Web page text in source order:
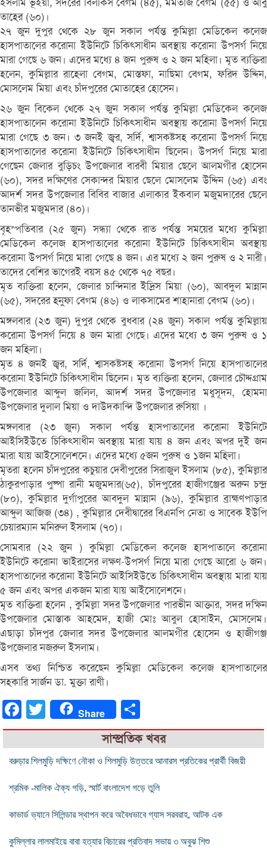
ইসলাম ভূইয়া, সদরের বিলকিস বেগম (৪৫), মমতাজ বেগম (৫৫) ও আবু
তাহের (৬০)।
২৭ জুন দুপুর থেকে ২৮ জুন সকাল পর্যন্ত কুমিল্লা মেডিকেল কলেজ
হাসপাতালের করোনা ইউনিটে চিকিৎসাধীন অবস্থায় করোনা উপসর্গ নিয়ে
মারা গেছে ৬ জন। এদের মধ্যে ৪ জন পুরুষ ও ২ জন মহিলা। মৃত ব্যক্তিরা
হলেন, কুমিল্লার রাহেলা বেগম, মোস্তফা, নাছিমা বেগম, ফরিদ উদ্দিন,
মোসলেম মিয়া এবং চাঁদপুরের মোতাহের হোসেন।
২৬ জুন বিকেল থেকে ২৭ জুন সকাল পর্যন্ত কুমিল্লা মেডিকেল কলেজ
হাসপাতালেন করোনা ইউনিটে চিকিৎসাধীন অবস্থায় করোনা উপসর্গ নিয়ে
মারা গেছে ৩ জন। ৩ জনই জ্বর, সর্দি, শ্বাসকষ্টসহ করোনা উপসর্গ নিয়ে
হাসপাতালের করোনা ইউনিটে চিকিৎসাধীন ছিলেন। উপসর্গ নিয়ে মারা
গেছেন জেলার বুড়িচং উপজেলার বারবী মিয়ার ছেলে আলমগীর হোসেন
(৬০), সদর দক্ষিণের সেকান্দর মিয়ার ছেলে মোসলেম উদ্দিন (৬৫) এবং
আদর্শ সদর উপজেলার বিবির বাজার এলাকার ইকবাল মজুমদারের ছেলে
তানভীর মজুমদার (৪০)।
বৃহস্পতিবার (২৫ জুন) সন্ধ্যা থেকে রাত পর্যন্ত সময়ের মধ্যে কুমিল্লা
মেডিকেল কলেজ হাসপাতালের করোনা ইউনিটে চিকিৎসাধীন অবস্থায়
করোনা উপসর্গ নিয়ে মারা গেছে ৪ জন। এর মধ্যে ২ জন পুরুষ ও ২ নারী।
তাদের বেশির ভাগেরই বয়স ৪৫ থেকে ৭৫ বছর।
মৃত ব্যক্তিরা হলেন, জেলার চান্দিনার ইদ্রিস মিয়া (৬০), আবদুল মান্নান
(৬৫), সদরের হনুফা বেগম (৪৬) ও লাকসামের শাহানারা বেগম (৬০)।
মঙ্গলবার (২৩ জুন) দুপুর থেকে বুধবার (২৪ জুন) সকাল পর্যন্ত কুমিল্লায়
করোনা উপসর্গ নিয়ে ৪ জন মারা গেছে। এদের মধ্যে ৩ জন পুরুষ ও ১
জন মহিলা।
মৃত ৪ জনই জ্বর, সর্দি, শ্বাসকষ্টসহ করোনা উপসর্গ নিয়ে হাসপাতালের
করোনা ইউনিটে চিকিৎসাধীন ছিলেন। মৃত ব্যক্তিরা হলেন, জেলার চৌদ্দগ্রাম
উপজেলার আব্দুল জলিল, আদর্শ সদর উপজেলার মধুসূদন, হোমনা
উপজেলার দুলাল মিয়া ও দাউদকান্দি উপজেলার রুসিয়া ।
মঙ্গলবার (২৩ জুন) সকাল পর্যন্ত হাসপাতালের করোনা ইউনিটে
আইসিইউতে চিকিৎসাধীন অবস্থায় মারা যায় ৪ জন এবং অপর দুই জন
মারা যায় আইসোলেশনে। এদের মধ্যে ৫জন পুরুষ ও ১জন মহিলা।
মৃতরা হলেন চাঁদপুরের কচুয়ার দেবীপুরের সিরাজুল ইসলাম (৮৫), কুমিল্লার
ঠাকুরপাড়ার পুষ্পা রানী মজুমদার(৬৫), চাঁদপুরের হাজীগঞ্জের অরুন চন্দ্র
(৮০), কুমিল্লার দুর্গাপুরের আবদুল মান্নান (৯৬), কুমিল্লার ব্রাহ্মণপাড়ার
আব্দুল আজিজ (৩৪) , কুমিল্লার দেবীদ্বারের বিএনপি নেতা ও সাবেক ইউপি
চেয়ারম্যান মনিরুল ইসলাম (৭০)।
সোমবার (২২ জুন ) কুমিল্লা মেডিকেল কলেজ হাসপাতালে করোনা
ইউনিটে করোনা ভাইরাসের লক্ষণ-উপসর্গ নিয়ে মারা গেছে আরো ৬ জন।
হাসপাতালের করোনা ইউনিটে আইসিইউতে চিকিৎসাধীন অবস্থায় মারা যায়
৫ জন এবং অপর একজন মারা যায় আইসোলেশনে।
মৃত ব্যক্তিরা হলেন , কুমিল্লা সদর উপজেলার পারভীন আক্তার, সদর দক্ষিন
উপজেলার মোস্তাক আহমেদ, হাজী মোঃ আবুল হোসাইন, মোসলেম।
এছাড়া চাঁদপুর জেলার সদর উপজেলার আলমগীর হোসেন ও হাজীগঞ্জ
উপজেলার নজরুল ইসলাম।
এসব তথ্য নিশ্চিত করেছেন কুমিল্লা মেডিকেল কলেজ হাসপাতালের
সহকারি সার্জন ডা. মুক্তা রাণী।
FacebookTwitter Share
সাম্প্রতিক খবর
বরুড়ার শিলমুড়ি দক্ষিণে নৌকা ও শিলমুড়ি উত্তরে আনারস প্রতিকের প্রার্থী বিজয়ী
শ্রমিক -মালিক ঐক্য গড়ি, স্মার্ট বাংলাদেশ গড়ে তুলি
কাভার্ড ভ্যানে সিলিন্ডার স্থাপন করে অবৈধভাবে গ্যাস সরবরাহ, আটক এক
কুমিল্লার লালমাইয়ে বাবা হত্যার বিচারের প্রতিবাদ সভায় ৩ অবুঝ শিশু